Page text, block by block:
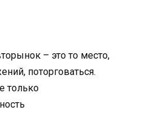
– это то место,
поторговаться.
только